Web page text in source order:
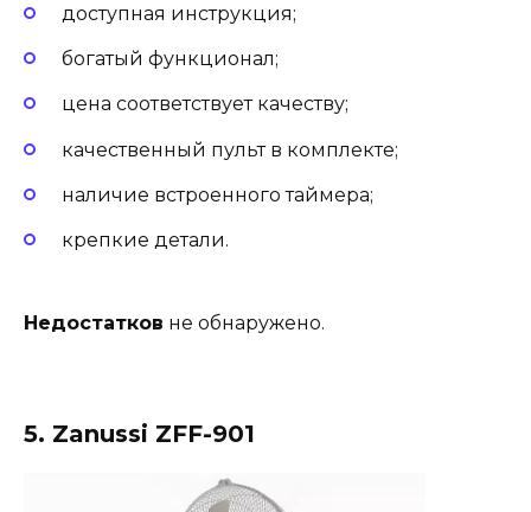
доступная инструкция;
богатый функционал;
цена соответствует качеству;
качественный пульт в комплекте;
наличие встроенного таймера;
крепкие детали.
Недостатков не обнаружено.
5. Zanussi ZFF-901